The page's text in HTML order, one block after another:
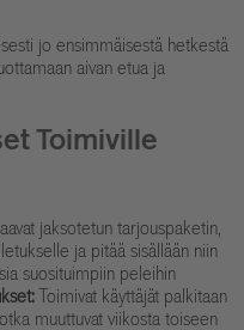
jo ensimmäisestä hetkestä
aivan etua ja
Toimiville
jaksotetun tarjouspaketin,
ja pitää sisällään niin
suosituimpiin peleihin
Toimivat käyttäjät palkitaan
muuttuvat viikosta toiseen